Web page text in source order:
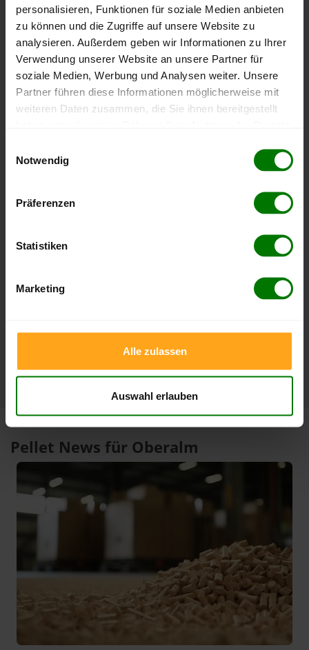
personalisieren, Funktionen für soziale Medien anbieten
zu können und die Zugriffe auf unsere Website zu
analysieren. Außerdem geben wir Informationen zu Ihrer
Verwendung unserer Website an unsere Partner für
soziale Medien, Werbung und Analysen weiter. Unsere
Partner führen diese Informationen möglicherweise mit
weiteren Daten zusammen, die Sie ihnen bereitgestellt
Notwendig
Präferenzen
Statistiken
Marketing
Alle zulassen
Auswahl erlauben
Höchst- und Tiefststände der
Pelletspreise in Oberalm
Die Tabelle zeigt dieHöchst- und Tiefststände der
Pelletspreise für lose Holzpellets. Das dazugehörige
4 Wochen
412,00 €
3 Monate 385,00 €
Pellet News für Oberalm